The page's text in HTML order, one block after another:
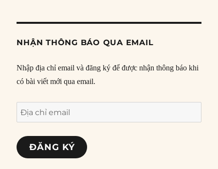
NHẬN THÔNG BÁO QUA EMAIL
Nhập địa chỉ email và đăng ký để được nhận thông báo khi
có bài viết mới qua email.
Địa
chỉ
email
ĐĂNG KÝ